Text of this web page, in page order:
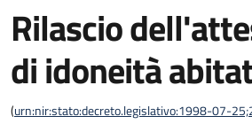
Rilascio
di idoneità
(urn:nir:stato:decreto.legislativo:1998-07-